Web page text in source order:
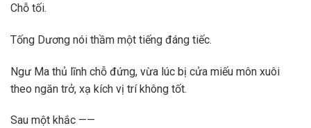
Chỗ tối.
Tống Dương nói thầm một tiếng đáng tiếc.
Ngư Ma thủ lĩnh chỗ đứng, vừa lúc bị cửa miếu môn xuôi
theo ngăn trở, xạ kích vị trí không tốt.
Sau một khắc ——